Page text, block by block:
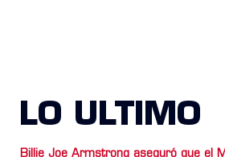
LO ULTIMO
Billie Joe Armstrong aseguró que el